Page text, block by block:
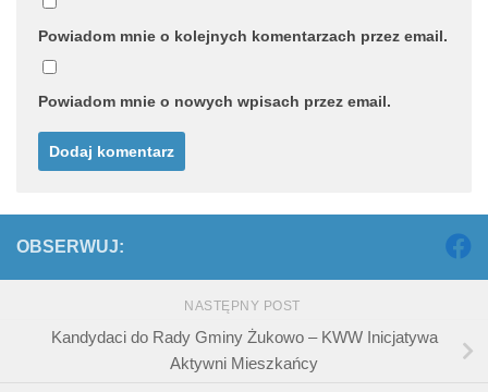
Powiadom mnie o kolejnych komentarzach przez email.
Powiadom mnie o nowych wpisach przez email.
OBSERWUJ:
NASTĘPNY POST
Kandydaci do Rady Gminy Żukowo – KWW Inicjatywa
Aktywni Mieszkańcy